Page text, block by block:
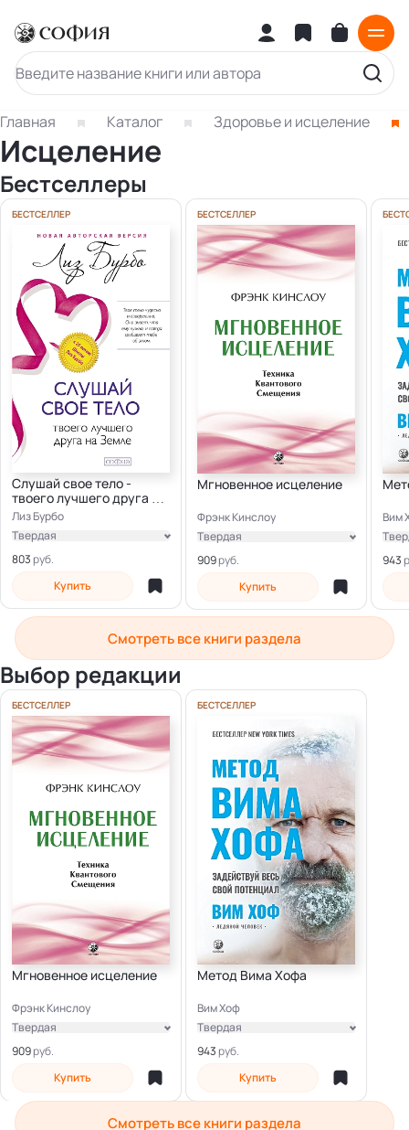
Главная Каталог Здоровье и исцеление
Исцеление
Бестселлеры
БЕСТСЕЛЛЕР
Слушай свое тело -
твоего лучшего друга на
Земле
Лиз Бурбо
803
Твердая
Электронная
Купить
БЕСТСЕЛЛЕР
Мгновенное исцеление
Фрэнк Кинслоу
909
Твердая
Электронная
Купить
Вим
943
Смотреть все книги раздела
Выбор редакции
БЕСТСЕЛЛЕР
Мгновенное исцеление
Фрэнк Кинслоу
909
Твердая
Электронная
Купить
БЕСТСЕЛЛЕР
Метод Вима Хофа
Вим Хоф
943
Твердая
Электронная
Купить
Смотреть все книги раздела